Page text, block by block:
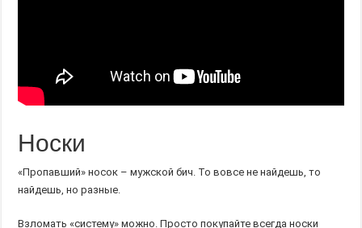
Носки
«Пропавший» носок – мужской бич. То вовсе не найдешь, то
найдешь, но разные.
Взломать «систему» можно. Просто покупайте всегда носки